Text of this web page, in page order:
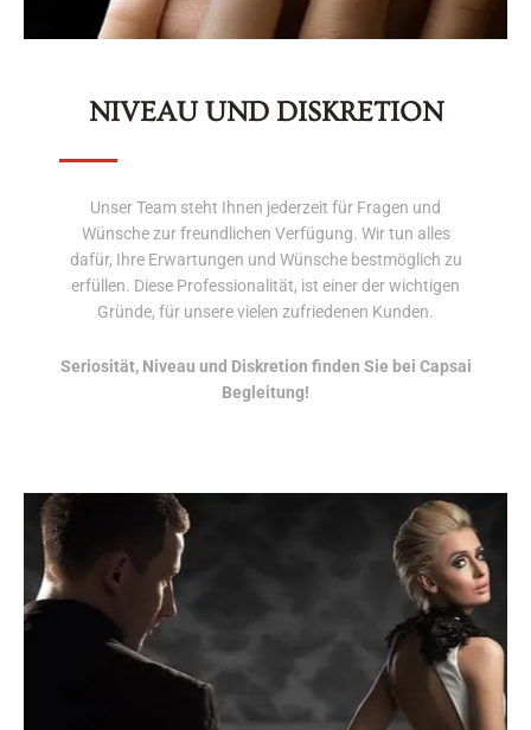
NIVEAU UND DISKRETION
Unser Team steht Ihnen jederzeit für Fragen und
Wünsche zur freundlichen Verfügung. Wir tun alles
dafür, Ihre Erwartungen und Wünsche bestmöglich zu
erfüllen. Diese Professionalität, ist einer der wichtigen
Gründe, für unsere vielen zufriedenen Kunden.
Seriosität, Niveau und Diskretion finden Sie bei Capsai
Begleitung!